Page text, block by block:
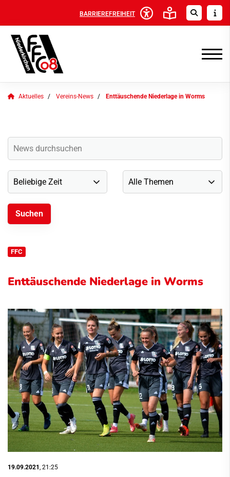
BARRIEREFREIHEIT
Aktuelles Vereins-News Enttäuschende Niederlage in Worms
FFC
Enttäuschende Niederlage in Worms
19.09.2021 , 21:25